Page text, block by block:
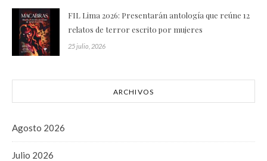
FIL Lima 2026: Presentarán antología que reúne 12
relatos de terror escrito por mujeres
25 julio, 2026
ARCHIVOS
Agosto 2026
Julio 2026